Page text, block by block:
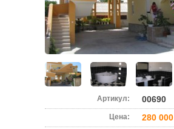
Артикул: 00690
Цена: 280 000